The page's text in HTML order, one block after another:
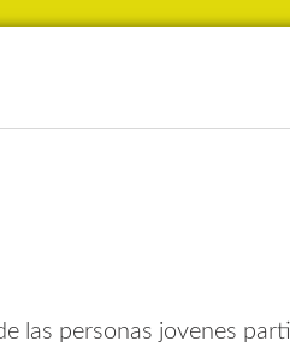
las personas jovenes